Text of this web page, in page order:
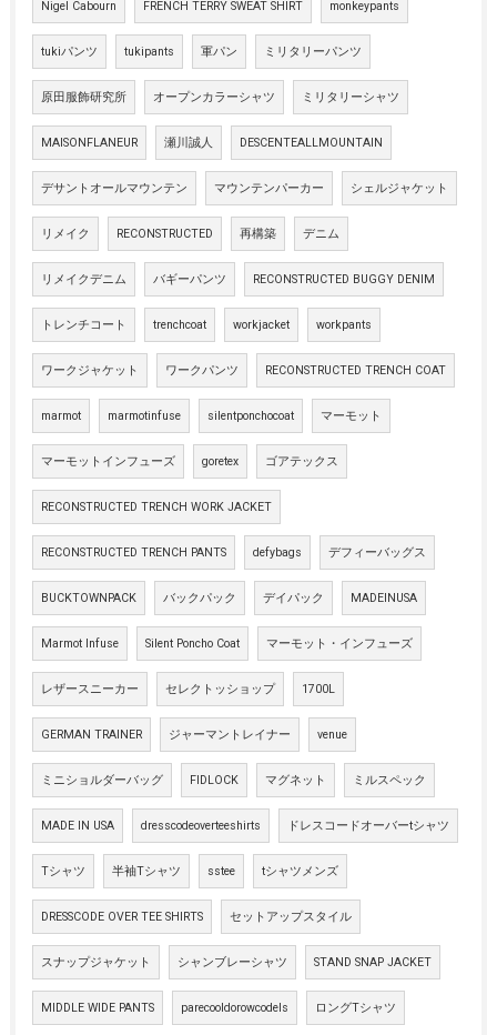
Nigel Cabourn FRENCH TERRY SWEAT SHIRT monkeypants
tukiパンツ tukipants 軍パン ミリタリーパンツ
原田服飾研究所 オープンカラーシャツ ミリタリーシャツ
MAISONFLANEUR 瀬川誠人 DESCENTEALLMOUNTAIN
デサントオールマウンテン マウンテンパーカー シェルジャケット
リメイク RECONSTRUCTED 再構築 デニム
リメイクデニム バギーパンツ RECONSTRUCTED BUGGY DENIM
トレンチコート trenchcoat workjacket workpants
ワークジャケット ワークパンツ RECONSTRUCTED TRENCH COAT
marmot marmotinfuse silentponchocoat マーモット
マーモットインフューズ goretex ゴアテックス
RECONSTRUCTED TRENCH WORK JACKET
RECONSTRUCTED TRENCH PANTS defybags デフィーバッグス
BUCKTOWNPACK バックパック デイパック MADEINUSA
Marmot Infuse Silent Poncho Coat マーモット・インフューズ
レザースニーカー セレクトッショップ 1700L
GERMAN TRAINER ジャーマントレイナー venue
ミニショルダーバッグ FIDLOCK マグネット ミルスペック
MADE IN USA dresscodeoverteeshirts ドレスコードオーバーtシャツ
Tシャツ 半袖Tシャツ sstee tシャツメンズ
DRESSCODE OVER TEE SHIRTS セットアップスタイル
スナップジャケット シャンブレーシャツ STAND SNAP JACKET
MIDDLE WIDE PANTS parecooldorowcodels ロングTシャツ